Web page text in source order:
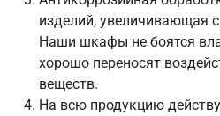
изделий, увеличивающая
Наши шкафы не боятся
хорошо переносят
веществ.
На всю продукцию